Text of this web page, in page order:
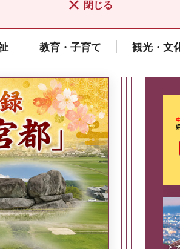
閉じる
教育・子育て 観光・文
県広報誌「県民だより奈良」
2026年8月号
奈良県政策集